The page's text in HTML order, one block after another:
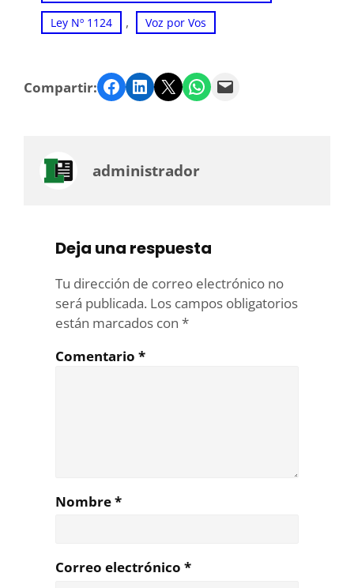
Ley Nº 1124 , Voz por Vos
Compartir: Facebook LinkedIn Twitter WhatsApp Email
administrador
Deja una respuesta
Tu dirección de correo electrónico no
será publicada. Los campos obligatorios
están marcados con *
Comentario *
Nombre*
Correo electrónico *